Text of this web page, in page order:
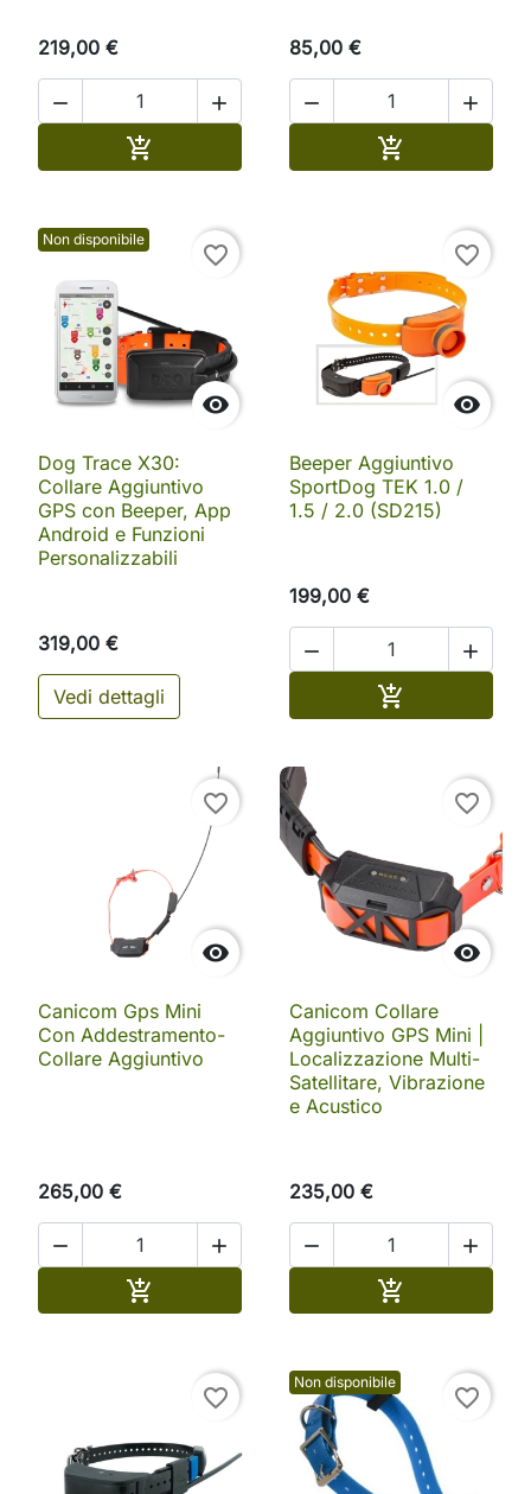
219,00 €
 

85,00 €
 

Non disponibile

favorite_border
Dog Trace X30:
Collare Aggiuntivo
GPS con Beeper, App
Android e Funzioni
Personalizzabili
319,00 €
Vedi dettagli

favorite_border
Beeper Aggiuntivo
SportDog TEK 1.0 /
1.5 / 2.0 (SD215)
199,00 €
 


favorite_border
Canicom Gps Mini
Con Addestramento-
Collare Aggiuntivo
265,00 €
 


favorite_border
Canicom Collare
Aggiuntivo GPS Mini |
Localizzazione Multi-
Satellitare, Vibrazione
e Acustico
235,00 €
 

favorite_border
Non disponibile
favorite_border